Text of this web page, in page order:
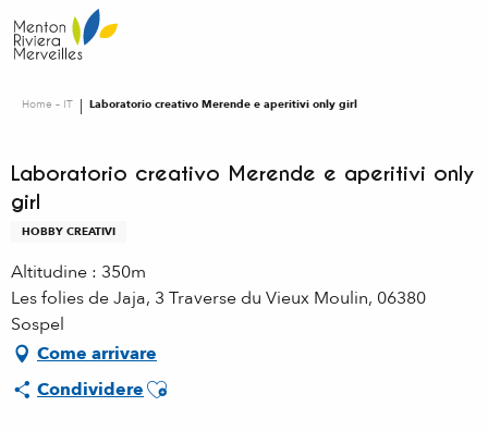
au
contenu
Home – IT Laboratorio creativo Merende e aperitivi only girl
Laboratorio creativo Merende e aperitivi only
girl
HOBBY CREATIVI
Altitudine : 350m
Les folies de Jaja, 3 Traverse du Vieux Moulin, 06380
Sospel
Come arrivare
CondividereAjouter aux favoris